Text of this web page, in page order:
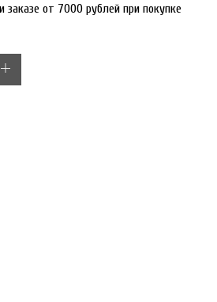
заказе от 7000 рублей при покупке